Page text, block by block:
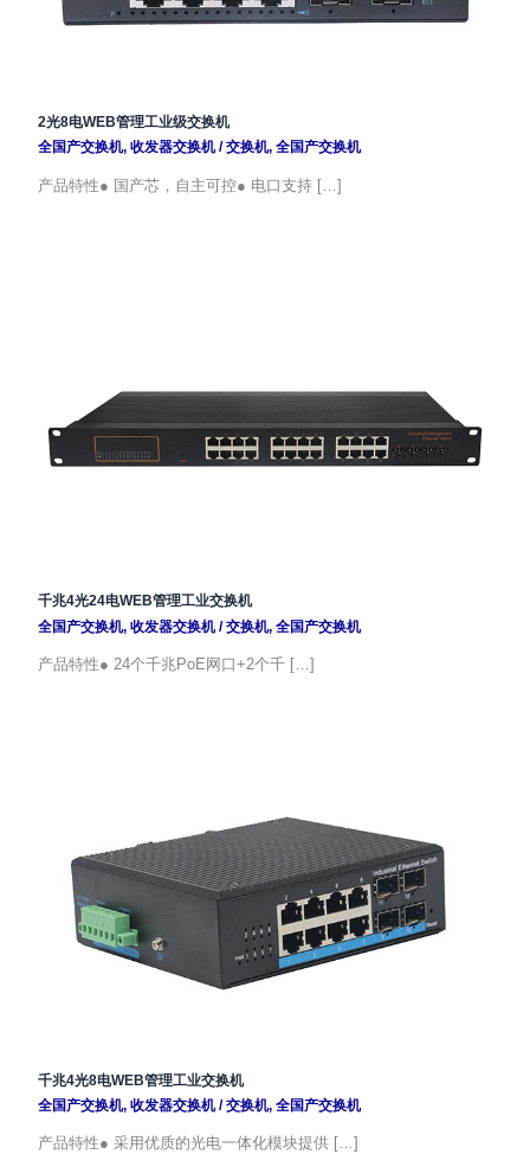
2光8电WEB管理工业级交换机
全国产交换机, 收发器交换机/交换机, 全国产交换机
产品特性● 国产芯，自主可控● 电口支持 […]
千兆4光24电WEB管理工业交换机
全国产交换机, 收发器交换机/交换机, 全国产交换机
产品特性● 24个千兆PoE网口+2个千 […]
千兆4光8电WEB管理工业交换机
全国产交换机, 收发器交换机/交换机, 全国产交换机
产品特性● 采用优质的光电一体化模块提供 […]